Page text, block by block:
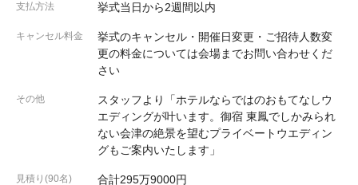
支払方法 挙式当日から2週間以内
キャンセル料金
挙式のキャンセル・開催日変更・ご招待人数変
更の料金については会場までお問い合わせくだ
さい
その他
スタッフより「ホテルならではのおもてなしウ
エディングが叶います。御宿 東鳳でしかみられ
ない会津の絶景を望むプライベートウエディン
グもご案内いたします」
見積り(90名) 合計295万9000円